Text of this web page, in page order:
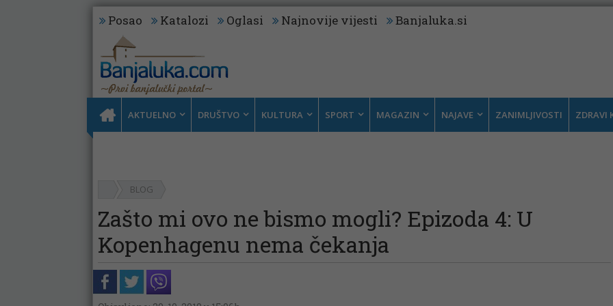
Posao Katalozi Oglasi Najnovije vijesti Banjaluka.si
AKTUELNO DRUŠTVO KULTURA SPORT MAGAZIN NAJAVE ZANIMLJIVOSTI ZDRAVI
BLOG
Zašto mi ovo ne bismo mogli? Epizoda 4: U
Kopenhagenu nema čekanja